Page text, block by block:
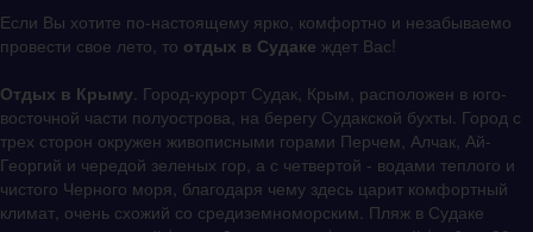
Если Вы хотите по-настоящему ярко, комфортно и незабываемо
провести свое лето, то отдых в Судаке ждет Вас!
Отдых в Крыму. Город-курорт Судак, Крым, расположен в юго-
восточной части полуострова, на берегу Судакской бухты. Город с
трех сторон окружен живописными горами Перчем, Алчак, Ай-
Георгий и чередой зеленых гор, а с четвертой - водами теплого и
чистого Черного моря, благодаря чему здесь царит комфортный
климат, очень схожий со средиземноморским. Пляж в Судаке